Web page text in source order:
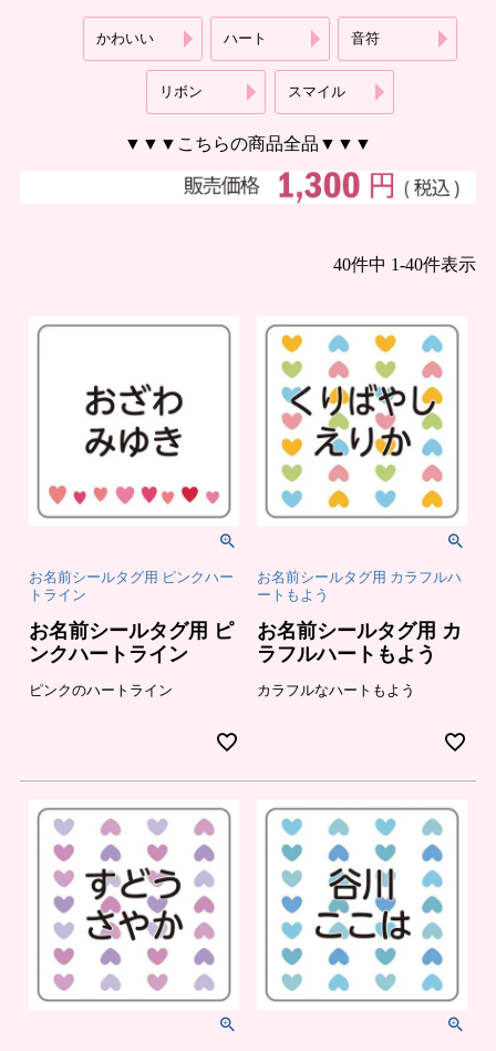
注
履
歴
て
期・
いて
く
あ
る
問
概
要
合
せ
お
客
様
ら
登
録
かわいい ハート 音符
リボン スマイル
▼▼▼こちらの商品全品▼▼▼
40件中 1-40件表示
お名前シールタグ用 ピンクハー
トライン
お名前シールタグ用 ピ
ンクハートライン
ピンクのハートライン
お名前シールタグ用 カラフルハ
ートもよう
お名前シールタグ用 カ
ラフルハートもよう
カラフルなハートもよう